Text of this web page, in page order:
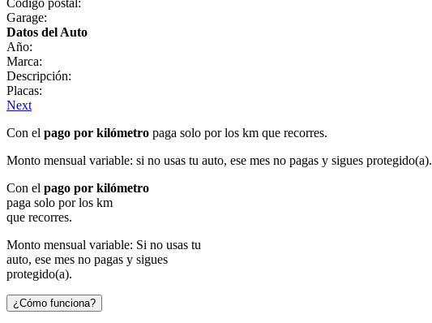
Garage:
Datos del Auto
Año:
Marca:
Descripción:
Placas:
Next
Con el pago por kilómetro paga solo por los km que recorres.
Monto mensual variable: si no usas tu auto, ese mes no pagas y sigues protegido(a).
Con el pago por kilómetro
paga solo por los km
que recorres.
Monto mensual variable: Si no usas tu
auto, ese mes no pagas y sigues
protegido(a).
¿Cómo funciona?